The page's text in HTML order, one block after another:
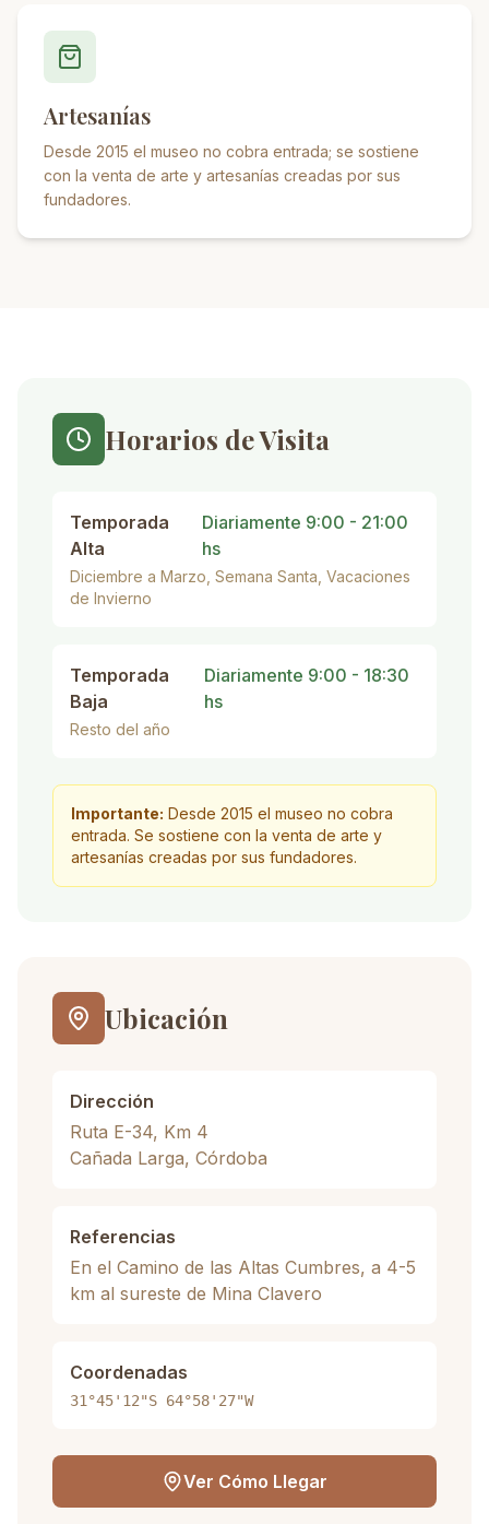
Artesanías
Desde 2015 el museo no cobra entrada; se sostiene
con la venta de arte y artesanías creadas por sus
fundadores.
Horarios de Visita
Temporada
Alta
Diariamente 9:00 - 21:00
hs
Diciembre a Marzo, Semana Santa, Vacaciones
de Invierno
Temporada
Baja
Diariamente 9:00 - 18:30
hs
Resto del año
Importante: Desde 2015 el museo no cobra
entrada. Se sostiene con la venta de arte y
artesanías creadas por sus fundadores.
Ubicación
Dirección
Ruta E-34, Km 4
Cañada Larga, Córdoba
Referencias
En el Camino de las Altas Cumbres, a 4-5
km al sureste de Mina Clavero
Coordenadas
31°45'12"S 64°58'27"W
Ver Cómo Llegar